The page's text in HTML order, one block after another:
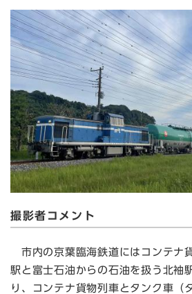
撮影者コメント
市内の京葉臨海鉄道にはコンテナ
駅と富士石油からの石油を扱う北袖
り、コンテナ貨物列車とタンク車（